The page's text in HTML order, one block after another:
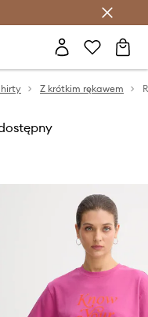
>
Z krótkim rękawem